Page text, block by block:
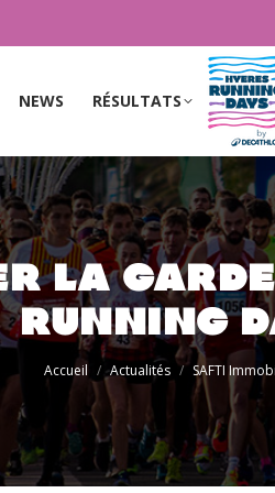
NEWS RÉSULTATS
LA
RUNNINGVous êtes
Accueil Actualités SAFTI
NEWS RÉSULTATS